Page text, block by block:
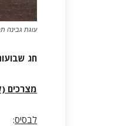
עוגת גבינה
חג
מצרכים
לבסיס: